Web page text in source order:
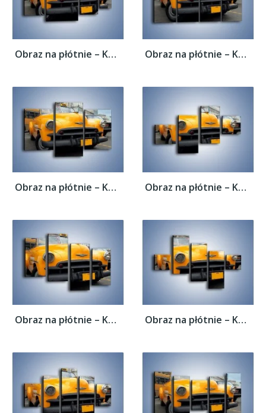
Obraz na płótnie – Kubańska taksówka... Obraz na płótnie – Kubańska taksówka...
Obraz na płótnie – Kubańska taksówka... Obraz na płótnie – Kubańska taksówka...
Obraz na płótnie – Kubańska taksówka... Obraz na płótnie – Kubańska taksówka...